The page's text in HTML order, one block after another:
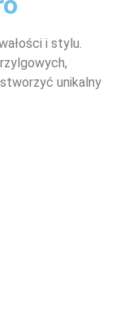
i stylu.
unikalny